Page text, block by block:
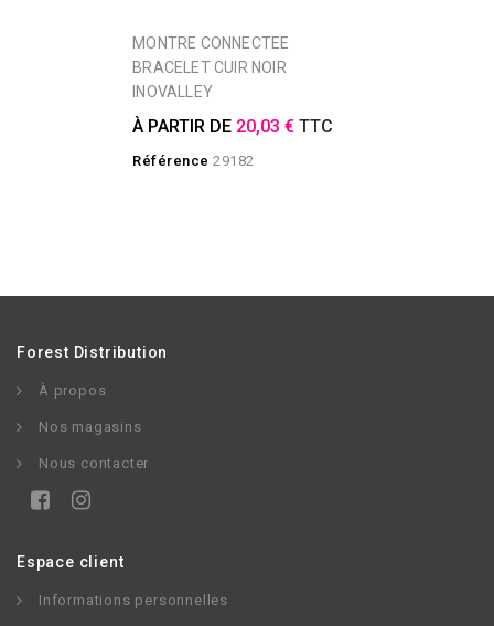
MONTRE CONNECTEE
BRACELET CUIR NOIR
INOVALLEY
À PARTIR DE 20,03 € TTC
Référence 29182
Forest Distribution
À propos
Nos magasins
Nous contacter
Espace client
Informations personnelles